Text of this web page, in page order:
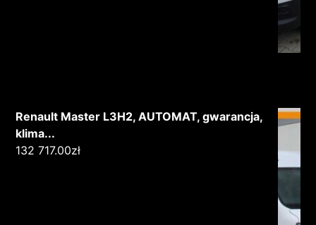
Renault Master L3H2, AUTOMAT, gwarancja,
klima...
132 717.00zł